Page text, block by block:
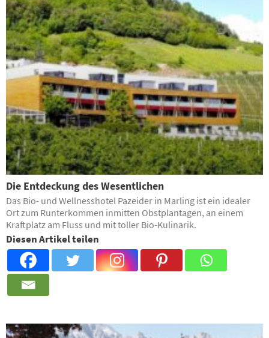
Die Entdeckung des Wesentlichen
Das Bio- und Wellnesshotel Pazeider in Marling ist ein idealer
Ort zum Runterkommen inmitten Obstplantagen, an einem
Kraftplatz am Fluss und mit toller Bio-Kulinarik.
Diesen Artikel teilen